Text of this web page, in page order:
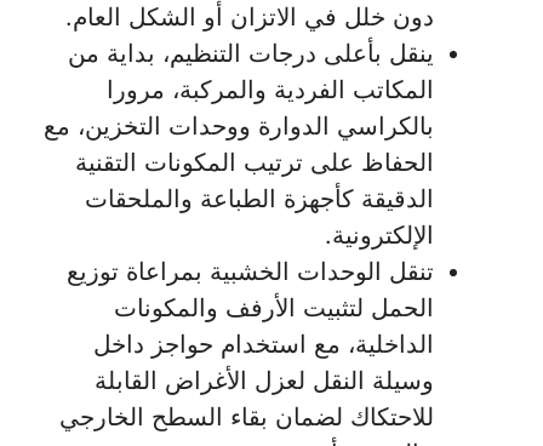
دون خلل في الاتزان أو الشكل العام.
ينقل بأعلى درجات التنظيم، بداية من
المكاتب الفردية والمركبة، مرورا
بالكراسي الدوارة ووحدات التخزين، مع
الحفاظ على ترتيب المكونات التقنية
الدقيقة كأجهزة الطباعة والملحقات
الإلكترونية.
تنقل الوحدات الخشبية بمراعاة توزيع
الحمل لتثبيت الأرفف والمكونات
الداخلية، مع استخدام حواجز داخل
وسيلة النقل لعزل الأغراض القابلة
للاحتكاك لضمان بقاء السطح الخارجي